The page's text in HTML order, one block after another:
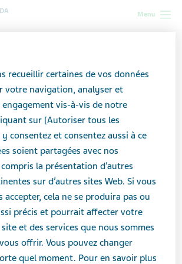
Menu
de
- Teva
pour suspension
de médicament
recueillir certaines de vos données
votre navigation, analyser et
vis-à-vis de notre
sur [Autoriser tous les
consentez et consentez aussi à ce
soient partagées avec nos
la présentation d’autres
sur d’autres sites Web. Si vous
accepter, cela ne se produira pas ou
précis et pourrait affecter votre
et des services que nous sommes
offrir. Vous pouvez changer
quel moment. Pour en savoir plus